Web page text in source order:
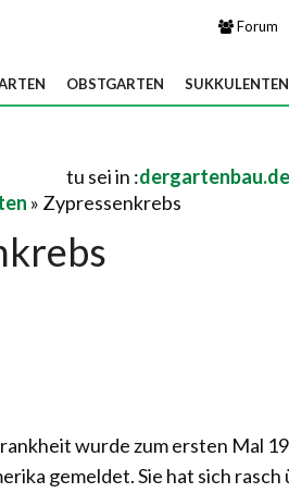
Forum
OBSTGARTEN SUKKULENTEN
tu sei in :dergartenbau.de
» Zypressenkrebs
wurde zum ersten Mal
gemeldet. Sie hat sich rasch